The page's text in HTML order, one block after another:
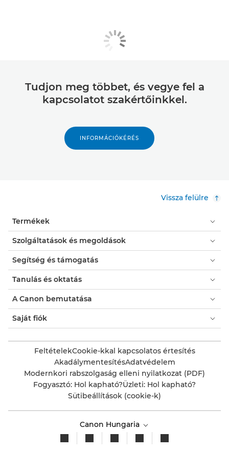
Tudjon meg többet, és vegye fel a
kapcsolatot szakértőinkkel.
INFORMÁCIÓKÉRÉS
Vissza felülre
Termékek
Szolgáltatások és megoldások
Segítség és támogatás
Tanulás és oktatás
A Canon bemutatása
Saját fiók
FeltételekCookie-kkal kapcsolatos értesítés
AkadálymentesítésAdatvédelem
Modernkori rabszolgaság elleni nyilatkozat (PDF)
Fogyasztó: Hol kapható?Üzleti: Hol kapható?
Sütibeállítások (cookie-k)
Canon Hungaria